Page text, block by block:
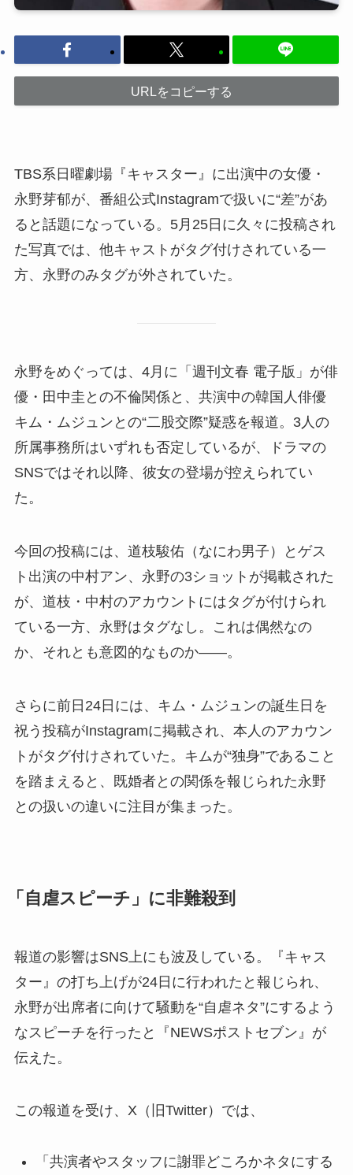
URLをコピーする
TBS系日曜劇場『キャスター』に出演中の女優・
永野芽郁が、番組公式Instagramで扱いに“差”があ
ると話題になっている。5月25日に久々に投稿され
た写真では、他キャストがタグ付けされている一
方、永野のみタグが外されていた。
永野をめぐっては、4月に「週刊文春 電子版」が俳
優・田中圭との不倫関係と、共演中の韓国人俳優
キム・ムジュンとの“二股交際”疑惑を報道。3人の
所属事務所はいずれも否定しているが、ドラマの
SNSではそれ以降、彼女の登場が控えられてい
た。
今回の投稿には、道枝駿佑（なにわ男子）とゲス
ト出演の中村アン、永野の3ショットが掲載された
が、道枝・中村のアカウントにはタグが付けられ
ている一方、永野はタグなし。これは偶然なの
か、それとも意図的なものか——。
さらに前日24日には、キム・ムジュンの誕生日を
祝う投稿がInstagramに掲載され、本人のアカウン
トがタグ付けされていた。キムが“独身”であること
を踏まえると、既婚者との関係を報じられた永野
との扱いの違いに注目が集まった。
「自虐スピーチ」に非難殺到
報道の影響はSNS上にも波及している。『キャス
ター』の打ち上げが24日に行われたと報じられ、
永野が出席者に向けて騒動を“自虐ネタ”にするよう
なスピーチを行ったと『NEWSポストセブン』が
伝えた。
この報道を受け、X（旧Twitter）では、
「共演者やスタッフに謝罪どころかネタにする